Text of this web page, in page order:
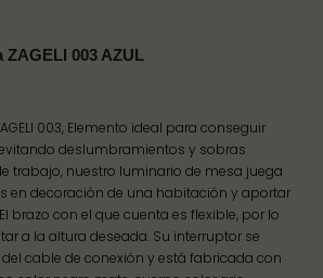
ZAGELI 003 AZUL
003, Elemento ideal para conseguir
deslumbramientos y sobras
trabajo, nuestro luminario de mesa juega
en decoración de una habitación y aportar
brazo con el que cuenta es flexible, por lo
a la altura deseada. Su interruptor se
cable de conexión y está fabricada con